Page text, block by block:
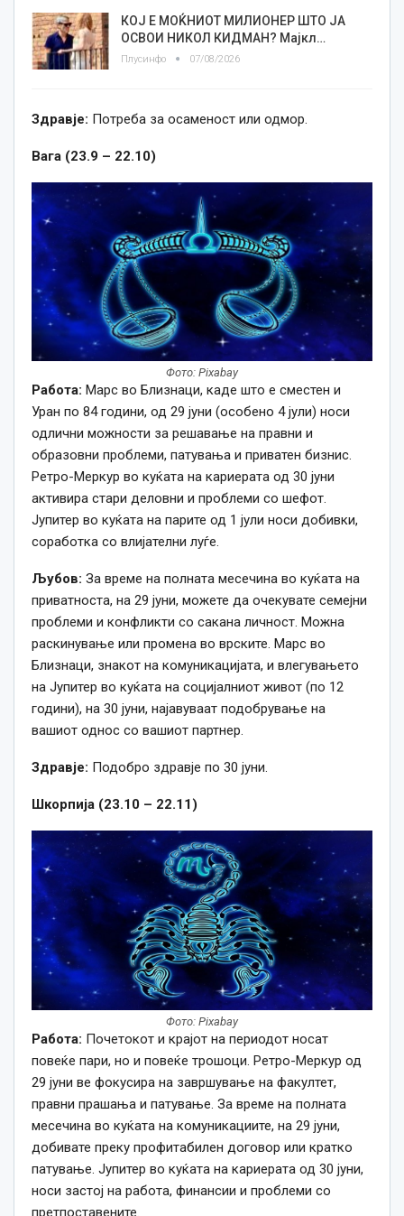
КОЈ Е МОЌНИОТ МИЛИОНЕР ШТО ЈА
ОСВОИ НИКОЛ КИДМАН? Мајкл…
Плусинфо 07/08/2026
Здравје: Потреба за осаменост или одмор.
Вага (23.9 – 22.10)
Фото: Pixabay
Работа: Марс во Близнаци, каде што е сместен и
Уран по 84 години, од 29 јуни (особено 4 јули) носи
одлични можности за решавање на правни и
образовни проблеми, патувања и приватен бизнис.
Ретро-Меркур во куќата на кариерата од 30 јуни
активира стари деловни и проблеми со шефот.
Јупитер во куќата на парите од 1 јули носи добивки,
соработка со влијателни луѓе.
Љубов: За време на полната месечина во куќата на
приватноста, на 29 јуни, можете да очекувате семејни
проблеми и конфликти со сакана личност. Можна
раскинување или промена во врските. Марс во
Близнаци, знакот на комуникацијата, и влегувањето
на Јупитер во куќата на социјалниот живот (по 12
години), на 30 јуни, најавуваат подобрување на
вашиот однос со вашиот партнер.
Здравје: Подобро здравје по 30 јуни.
Шкорпија (23.10 – 22.11)
Фото: Pixabay
Работа: Почетокот и крајот на периодот носат
повеќе пари, но и повеќе трошоци. Ретро-Меркур од
29 јуни ве фокусира на завршување на факултет,
правни прашања и патување. За време на полната
месечина во куќата на комуникациите, на 29 јуни,
добивате преку профитабилен договор или кратко
патување. Јупитер во куќата на кариерата од 30 јуни,
носи застој на работа, финансии и проблеми со
претпоставените.